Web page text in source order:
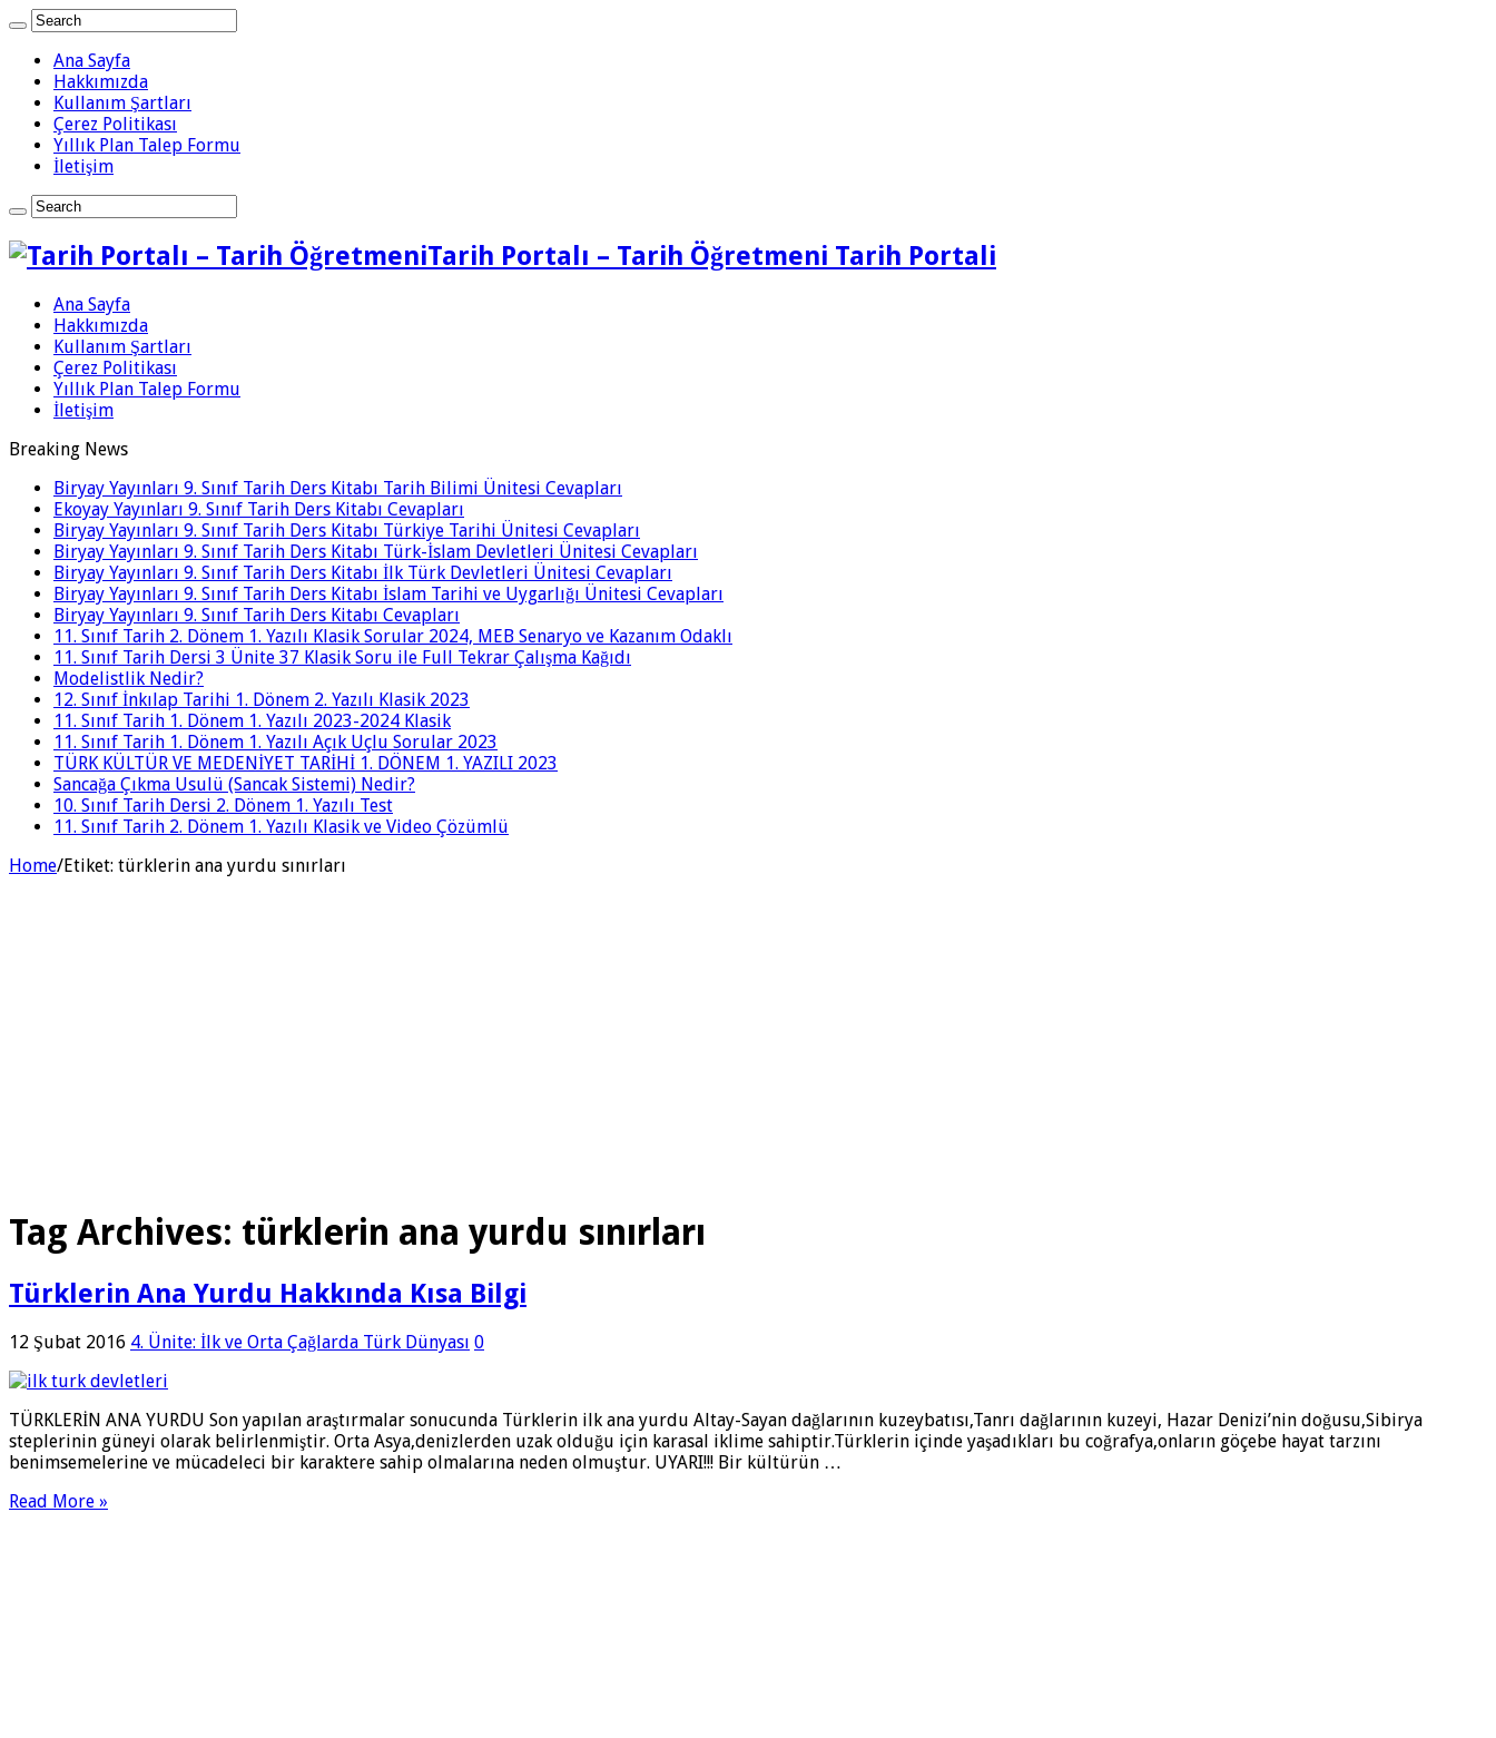
Ana Sayfa
Hakkımızda
Kullanım Şartları
Çerez Politikası
Yıllık Plan Talep Formu
İletişim
Tarih Portalı – Tarih Öğretmeni Tarih Portali
Ana Sayfa
Hakkımızda
Kullanım Şartları
Çerez Politikası
Yıllık Plan Talep Formu
İletişim
Breaking News
Biryay Yayınları 9. Sınıf Tarih Ders Kitabı Tarih Bilimi Ünitesi Cevapları
Ekoyay Yayınları 9. Sınıf Tarih Ders Kitabı Cevapları
Biryay Yayınları 9. Sınıf Tarih Ders Kitabı Türkiye Tarihi Ünitesi Cevapları
Biryay Yayınları 9. Sınıf Tarih Ders Kitabı Türk-İslam Devletleri Ünitesi Cevapları
Biryay Yayınları 9. Sınıf Tarih Ders Kitabı İlk Türk Devletleri Ünitesi Cevapları
Biryay Yayınları 9. Sınıf Tarih Ders Kitabı İslam Tarihi ve Uygarlığı Ünitesi Cevapları
Biryay Yayınları 9. Sınıf Tarih Ders Kitabı Cevapları
11. Sınıf Tarih 2. Dönem 1. Yazılı Klasik Sorular 2024, MEB Senaryo ve Kazanım Odaklı
11. Sınıf Tarih Dersi 3 Ünite 37 Klasik Soru ile Full Tekrar Çalışma Kağıdı
Modelistlik Nedir?
12. Sınıf İnkılap Tarihi 1. Dönem 2. Yazılı Klasik 2023
11. Sınıf Tarih 1. Dönem 1. Yazılı 2023-2024 Klasik
11. Sınıf Tarih 1. Dönem 1. Yazılı Açık Uçlu Sorular 2023
TÜRK KÜLTÜR VE MEDENİYET TARİHİ 1. DÖNEM 1. YAZILI 2023
Sancağa Çıkma Usulü (Sancak Sistemi) Nedir?
10. Sınıf Tarih Dersi 2. Dönem 1. Yazılı Test
11. Sınıf Tarih 2. Dönem 1. Yazılı Klasik ve Video Çözümlü
Home/Etiket: türklerin ana yurdu sınırları
Tag Archives: türklerin ana yurdu sınırları
Türklerin Ana Yurdu Hakkında Kısa Bilgi
12 Şubat 2016 4. Ünite: İlk ve Orta Çağlarda Türk Dünyası 0
TÜRKLERİN ANA YURDU Son yapılan araştırmalar sonucunda Türklerin ilk ana yurdu Altay-Sayan dağlarının kuzeybatısı,Tanrı dağlarının kuzeyi, Hazar Denizi’nin doğusu,Sibirya
steplerinin güneyi olarak belirlenmiştir. Orta Asya,denizlerden uzak olduğu için karasal iklime sahiptir.Türklerin içinde yaşadıkları bu coğrafya,onların göçebe hayat tarzını
benimsemelerine ve mücadeleci bir karaktere sahip olmalarına neden olmuştur. UYARI!!! Bir kültürün …
Read More »